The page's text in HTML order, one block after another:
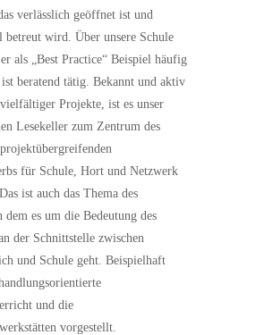
verlässlich geöffnet ist und
betreut wird. Über unsere Schule
als „Best Practice“ Beispiel häufig
ist beratend tätig. Bekannt und aktiv
Projekte, ist es unser
Lesekeller zum Zentrum des
für Schule, Hort und Netzwerk
ist auch das Thema des
dem es um die Bedeutung des
der Schnittstelle zwischen
und Schule geht. Beispielhaft
und die
vorgestellt.